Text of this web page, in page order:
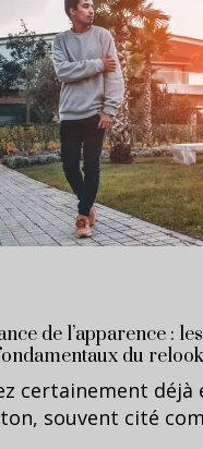
de l’apparence :
du
certainement déjà
souvent cité